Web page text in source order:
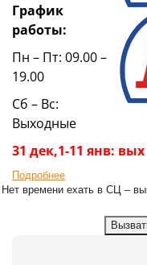
График
работы:
Пн – Пт: 09.00 –
19.00
Сб – Вс:
Выходные
31 дек,1-11 янв: вых
Подробнее
Нет времени ехать в СЦ –